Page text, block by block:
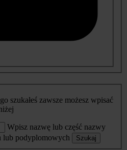
szukałeś zawsze możesz wpisać
Wpisz nazwę lub część nazwy
lub podyplomowych
Szukaj